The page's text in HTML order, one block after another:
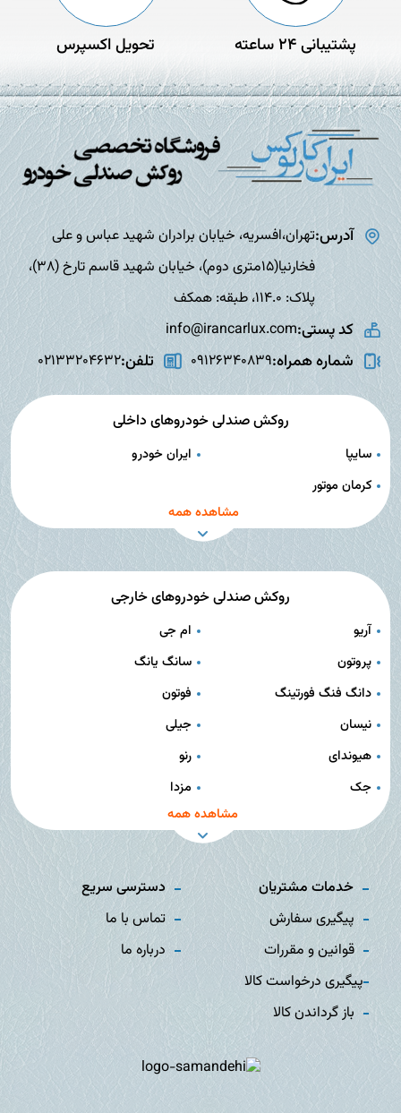
پشتیبانی 24 ساعته تحویل اکسپرس
آدرس:تهران،افسریه، خیابان برادران شهید عباس و علی
فخارنیا(15متری دوم)، خیابان شهید قاسم تارخ (38)،
پلاک: 114.0، طبقه: همکف
کد پستی:info@irancarlux.com
شماره همراه:09126340839 تلفن:02133204632
روکش صندلی خودروهای داخلی
سایپا
ایران خودرو
کرمان موتور
مشاهده همه
روکش صندلی خودروهای خارجی
آریو
ام جی
پروتون
سانگ یانگ
دانگ فنگ فورتینگ
فوتون
نیسان
جیلی
هیوندای
رنو
جک
مزدا
مشاهده همه
خدمات مشتریان
پیگیری سفارش
قوانین و مقررات
پیگیری درخواست کالا
باز گرداندن کالا
دسترسی سریع
تماس با ما
درباره ما